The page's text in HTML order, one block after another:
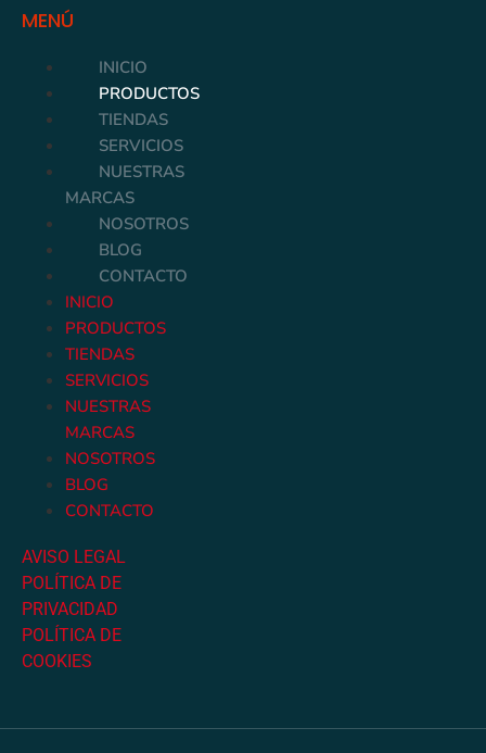
MENÚ
INICIO
PRODUCTOS
TIENDAS
SERVICIOS
NUESTRAS
MARCAS
NOSOTROS
BLOG
CONTACTO
INICIO
PRODUCTOS
TIENDAS
SERVICIOS
NUESTRAS
MARCAS
NOSOTROS
BLOG
CONTACTO
AVISO LEGAL
POLÍTICA DE
PRIVACIDAD
POLÍTICA DE
COOKIES